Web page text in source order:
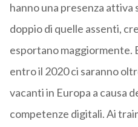
hanno una presenza attiva
doppio di quelle assenti,
esportano maggiormente.
entro il 2020 ci saranno
vacanti in Europa a causa
competenze digitali. Ai